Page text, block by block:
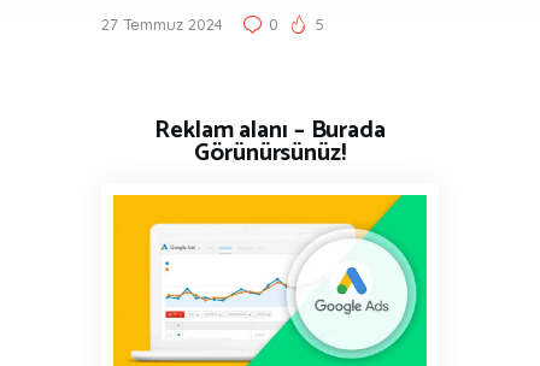
27 Temmuz 2024 0 5
Reklam alanı – Burada
Görünürsünüz!